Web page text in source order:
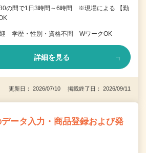
の間で1日3時間～6時間 ※現場による 【勤
学歴・性別・資格不問 WワークOK
詳細を見る
更新日： 2026/07/10 掲載終了日： 2026/09/11
ータ入力・商品登録および発